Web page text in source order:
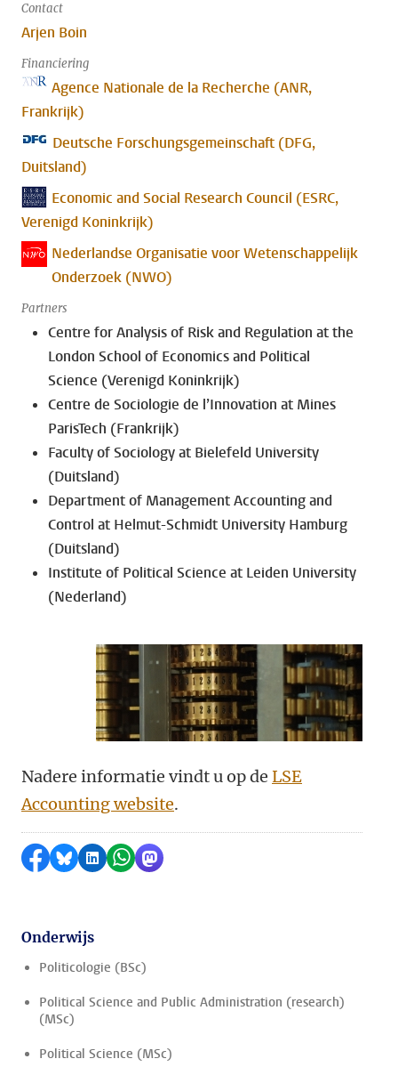
Contact
Arjen Boin
Financiering
Agence Nationale de la Recherche (ANR,
Frankrijk)
Deutsche Forschungsgemeinschaft (DFG,
Duitsland)
Economic and Social Research Council (ESRC,
Verenigd Koninkrijk)
Nederlandse Organisatie voor Wetenschappelijk
Onderzoek (NWO)
Partners
Centre for Analysis of Risk and Regulation at the
London School of Economics and Political
Science (Verenigd Koninkrijk)
Centre de Sociologie de l’Innovation at Mines
ParisTech (Frankrijk)
Faculty of Sociology at Bielefeld University
(Duitsland)
Department of Management Accounting and
Control at Helmut-Schmidt University Hamburg
(Duitsland)
Institute of Political Science at Leiden University
(Nederland)
Nadere informatie vindt u op de LSE
Accounting website.
Delen op Facebook
Delen via Bluesky
Delen op LinkedIn
Delen via WhatsApp
Delen via Mastodon
Onderwijs
Politicologie (BSc)
Political Science and Public Administration (research)
(MSc)
Political Science (MSc)